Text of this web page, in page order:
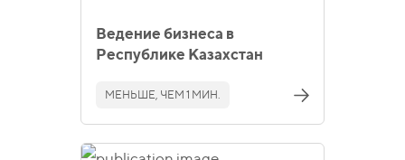
Ведение бизнеса в
Республике Казахстан
МЕНЬШЕ, ЧЕМ 1 МИН.